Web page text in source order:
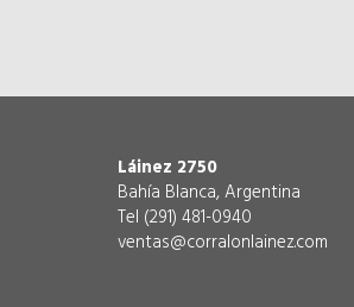
Láinez 2750
Bahía Blanca, Argentina
Tel (291) 481-0940
ventas@corralonlainez.com